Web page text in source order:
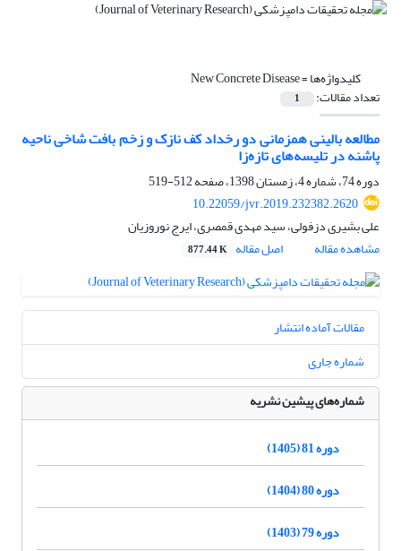
کلیدواژه‌ها =New Concrete Disease
تعداد مقالات: 1
مطالعه بالینی همزمانی دو رخداد کف نازک و زخم بافت شاخی ناحیه
پاشنه در تلیسه‌‌های تازه‌زا
دوره 74، شماره 4، زمستان 1398، صفحه
512-519
10.22059/jvr.2019.232382.2620
علی بشیری دزفولی، سید مهدی قمصری، ایرج نوروزیان
مشاهده مقاله
اصل مقاله 877.44 K
مقالات آماده انتشار
شماره جاری
شماره‌های پیشین نشریه
دوره 81 (1405)
دوره 80 (1404)
دوره 79 (1403)